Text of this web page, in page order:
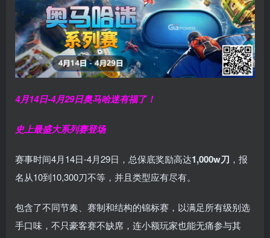
4月14日-4月29日奥马哈迷有福了！
史上最盛大系列赛登场
赛事时间4月14日-4月29日，总保底奖励高达1,000w刀 ，报
名从10到10,300刀不等，并且类型应有尽有。
包含了不同节奏、赛制和结构的锦标赛，以满足所有级别选
手口味，不只豪客赛不缺席，连小额玩家也能无痛参与其